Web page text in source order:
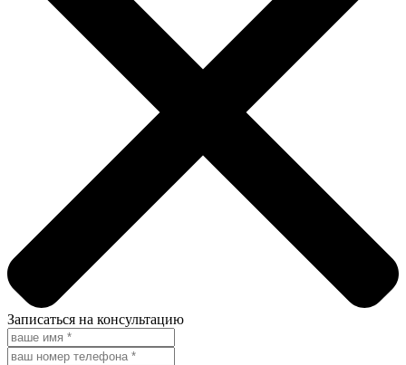
Записаться на консультацию